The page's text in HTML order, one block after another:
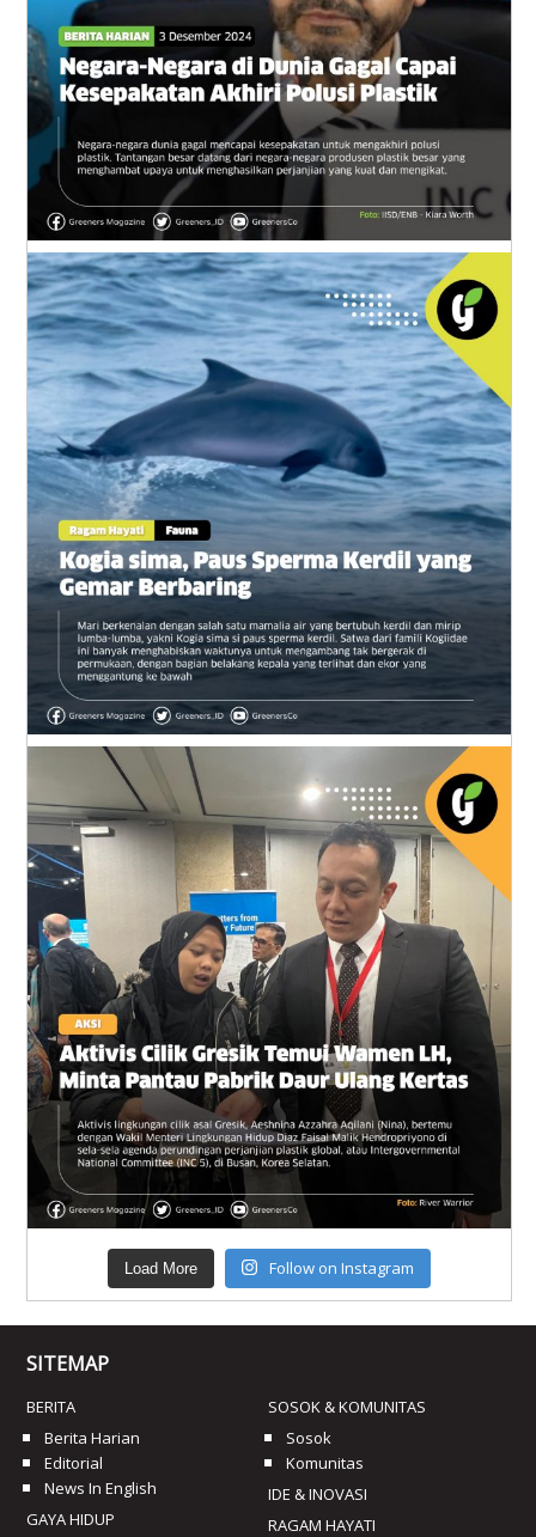
Load More Follow on Instagram
SITEMAP
BERITA
Berita Harian
Editorial
News In English
GAYA HIDUP
SOSOK & KOMUNITAS
Sosok
Komunitas
IDE & INOVASI
RAGAM HAYATI